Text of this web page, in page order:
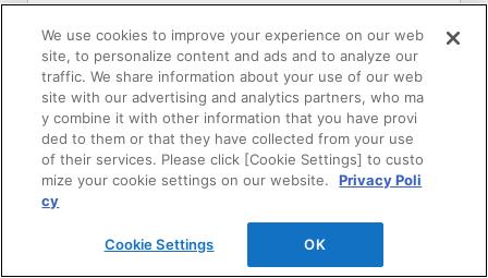
採用情報
ニュースリリース
Global
We use cookies to improve your experience on our web
site, to personalize content and ads and to analyze our
traffic. We share information about your use of our web
site with our advertising and analytics partners, who ma
y combine it with other information that you have provi
ded to them or that they have collected from your use
of their services. Please click [Cookie Settings] to custo
mize your cookie settings on our website.
Privacy Poli
cy
Cookie Settings OK